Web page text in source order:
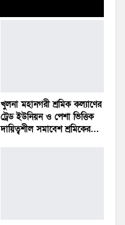
খুলনা মহানগরী শ্রমিক কল্যাণের
ট্রেড ইউনিয়ন ও পেশা ভিত্তিক
দায়িত্বশীল সমাবেশ শ্রমিকের…